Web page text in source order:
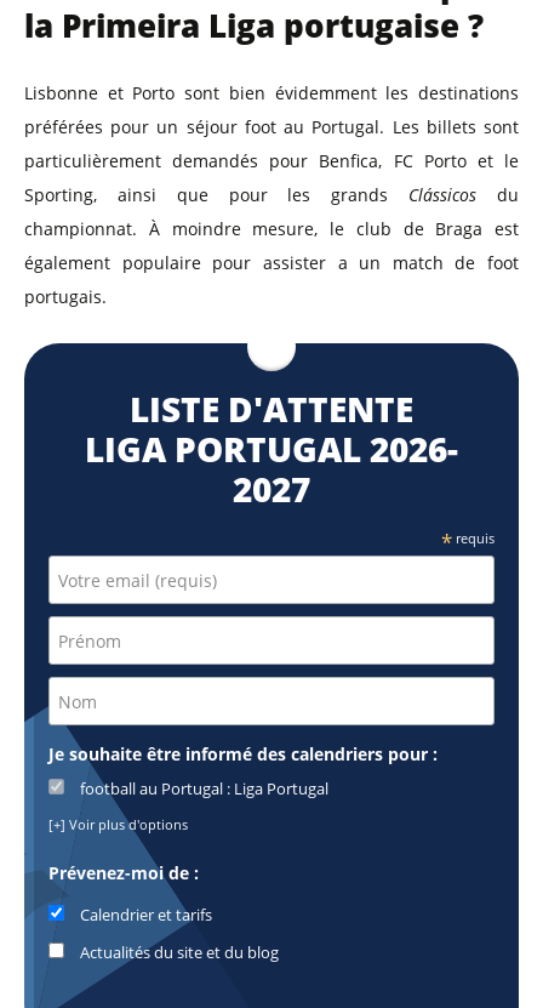
la Primeira Liga portugaise ?
Lisbonne et Porto sont bien évidemment les destinations
préférées pour un séjour foot au Portugal. Les billets sont
particulièrement demandés pour Benfica, FC Porto et le
Sporting, ainsi que pour les grands Clássicos du
championnat. À moindre mesure, le club de Braga est
également populaire pour assister a un match de foot
portugais.
LISTE D'ATTENTE
LIGA PORTUGAL 2026-
2027
* requis
Je souhaite être informé des calendriers pour :
football au Portugal : Liga Portugal
[+] Voir plus d'options
Prévenez-moi de :
Calendrier et tarifs
Actualités du site et du blog